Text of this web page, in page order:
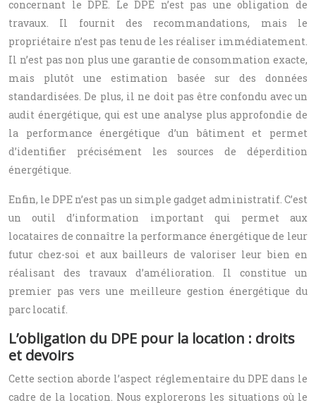
concernant le DPE. Le DPE n’est pas une obligation de
travaux. Il fournit des recommandations, mais le
propriétaire n’est pas tenu de les réaliser immédiatement.
Il n’est pas non plus une garantie de consommation exacte,
mais plutôt une estimation basée sur des données
standardisées. De plus, il ne doit pas être confondu avec un
audit énergétique, qui est une analyse plus approfondie de
la performance énergétique d’un bâtiment et permet
d’identifier précisément les sources de déperdition
énergétique.
Enfin, le DPE n’est pas un simple gadget administratif. C’est
un outil d’information important qui permet aux
locataires de connaître la performance énergétique de leur
futur chez-soi et aux bailleurs de valoriser leur bien en
réalisant des travaux d’amélioration. Il constitue un
premier pas vers une meilleure gestion énergétique du
parc locatif.
L’obligation du DPE pour la location : droits
et devoirs
Cette section aborde l’aspect réglementaire du DPE dans le
cadre de la location. Nous explorerons les situations où le